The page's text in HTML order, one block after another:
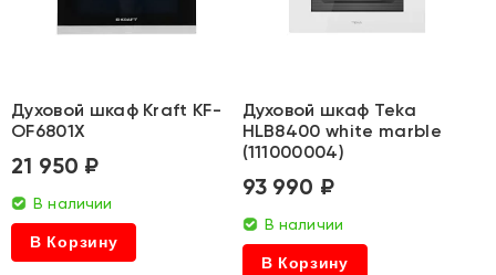
Духовой шкаф Kraft KF-
OF6801X
21 950 ₽
В наличии
В Корзину
Духовой шкаф Teka
HLB8400 white marble
(111000004)
93 990 ₽
В наличии
В Корзину